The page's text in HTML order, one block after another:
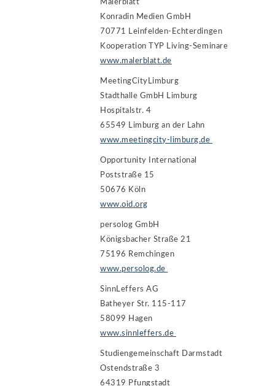
Malerblatt
Konradin Medien GmbH
70771 Leinfelden-Echterdingen
Kooperation TYP Living-Seminare
www.malerblatt.de
MeetingCityLimburg
Stadthalle GmbH Limburg
Hospitalstr. 4
65549 Limburg an der Lahn
www.meetingcity-limburg.de
Opportunity International
Poststraße 15
50676 Köln
www.oid.org
persolog GmbH
Königsbacher Straße 21
75196 Remchingen
www.persolog.de
SinnLeffers AG
Batheyer Str. 115-117
58099 Hagen
www.sinnleffers.de
Studiengemeinschaft Darmstadt
Ostendstraße 3
64319 Pfungstadt